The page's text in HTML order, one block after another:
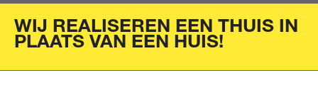
WIJ REALISEREN EEN THUIS IN
PLAATS VAN EEN HUIS!